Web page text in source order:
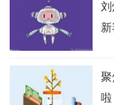
刘
聚
啦